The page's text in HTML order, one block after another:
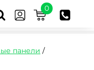
0
панели /